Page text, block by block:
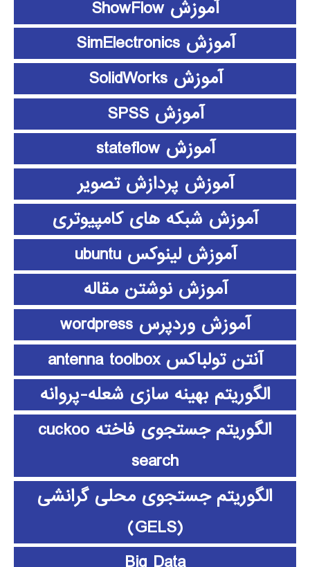
آموزش ShowFlow
آموزش SimElectronics
آموزش SolidWorks
آموزش SPSS
آموزش stateflow
آموزش پردازش تصویر
آموزش شبکه های کامپیوتری
آموزش لینوکس ubuntu
آموزش نوشتن مقاله
آموزش وردپرس wordpress
آنتن تولباکس antenna toolbox
الگوریتم بهینه سازی شعله-پروانه
الگوریتم جستجوی فاخته cuckoo
search
الگوریتم جستجوی محلی گرانشی
(GELS)